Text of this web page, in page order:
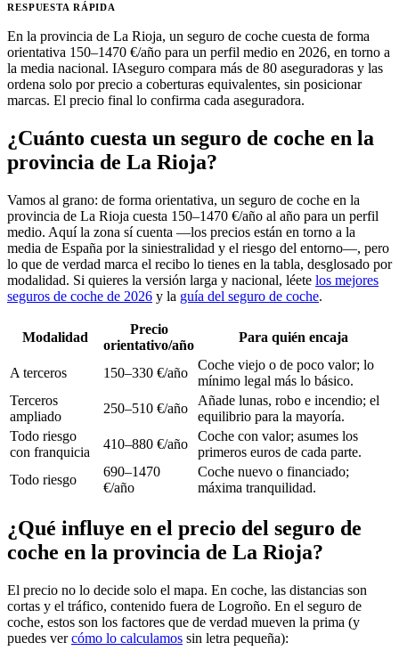
RESPUESTA RÁPIDA
En la provincia de La Rioja, un seguro de coche cuesta de forma
orientativa 150–1470 €/año para un perfil medio en 2026, en torno a
la media nacional. IAseguro compara más de 80 aseguradoras y las
ordena solo por precio a coberturas equivalentes, sin posicionar
marcas. El precio final lo confirma cada aseguradora.
¿Cuánto cuesta un seguro de coche en la
provincia de La Rioja?
Vamos al grano: de forma orientativa, un seguro de coche en la
provincia de La Rioja cuesta 150–1470 €/año al año para un perfil
medio. Aquí la zona sí cuenta —los precios están en torno a la
media de España por la siniestralidad y el riesgo del entorno—, pero
lo que de verdad marca el recibo lo tienes en la tabla, desglosado por
modalidad. Si quieres la versión larga y nacional, léete los mejores
seguros de coche de 2026 y la guía del seguro de coche.
Modalidad
Precio
orientativo/año
Para quién encaja
A terceros 150–330 €/año
Coche viejo o de poco valor; lo
mínimo legal más lo básico.
Terceros
ampliado
250–510 €/año
Añade lunas, robo e incendio; el
equilibrio para la mayoría.
Todo riesgo
con franquicia
410–880 €/año
Coche con valor; asumes los
primeros euros de cada parte.
Todo riesgo
690–1470
€/año
Coche nuevo o financiado;
máxima tranquilidad.
¿Qué influye en el precio del seguro de
coche en la provincia de La Rioja?
El precio no lo decide solo el mapa. En coche, las distancias son
cortas y el tráfico, contenido fuera de Logroño. En el seguro de
coche, estos son los factores que de verdad mueven la prima (y
puedes vercómo lo calculamos sin letra pequeña):